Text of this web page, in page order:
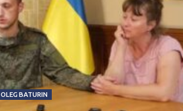
OLEG BATURIN